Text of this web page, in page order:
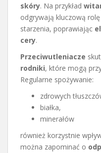
skóry. Na przykład
odgrywają kluczową
starzenia, poprawiając
cery.
Przeciwutleniacze
rodniki, które mogą
Regularne spożywanie:
zdrowych
białka,
minerałów
również korzystnie
można zapominać o